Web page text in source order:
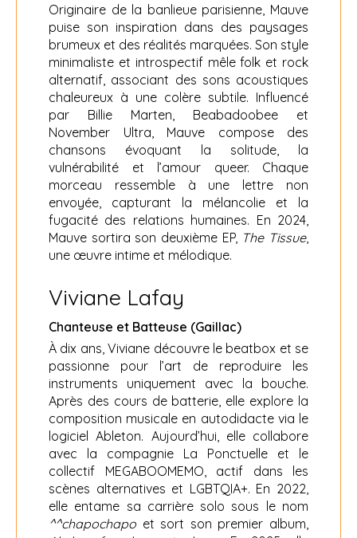
Originaire de la banlieue parisienne, Mauve
puise son inspiration dans des paysages
brumeux et des réalités marquées. Son style
minimaliste et introspectif mêle folk et rock
alternatif, associant des sons acoustiques
chaleureux à une colère subtile. Influencé
par Billie Marten, Beabadoobee et
November Ultra, Mauve compose des
chansons évoquant la solitude, la
vulnérabilité et l’amour queer. Chaque
morceau ressemble à une lettre non
envoyée, capturant la mélancolie et la
fugacité des relations humaines. En 2024,
Mauve sortira son deuxième EP, The Tissue,
une œuvre intime et mélodique.
Viviane Lafay
Chanteuse et Batteuse (Gaillac)
À dix ans, Viviane découvre le beatbox et se
passionne pour l’art de reproduire les
instruments uniquement avec la bouche.
Après des cours de batterie, elle explore la
composition musicale en autodidacte via le
logiciel Ableton. Aujourd’hui, elle collabore
avec la compagnie La Ponctuelle et le
collectif MEGABOOMEMO, actif dans les
scènes alternatives et LGBTQIA+. En 2022,
elle entame sa carrière solo sous le nom
^^chapochapo et sort son premier album,